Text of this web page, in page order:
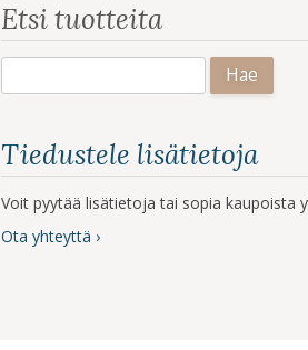
Etsi tuotteita
Tiedustele lisätietoja
Voit pyytää lisätietoja tai sopia kaupoista
Ota yhteyttä ›